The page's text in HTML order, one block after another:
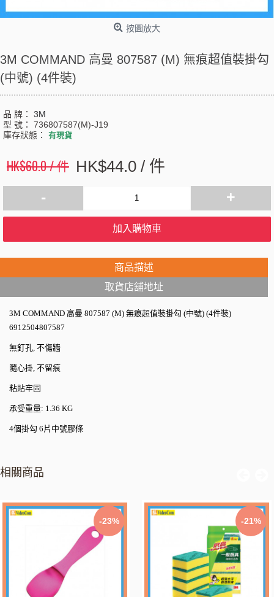
按圖放大
3M COMMAND 高曼 807587 (M) 無痕超值裝掛勾
(中號) (4件裝)
品 牌： 3M
型 號： 736807587(M)-J19
庫存狀態： 有現貨
HK$60.0 / 件 HK$44.0 / 件
- +
加入購物車
商品描述
取貨店舖地址
3M COMMAND 高曼 807587 (M) 無痕超值裝掛勾 (中號) (4件裝)
6912504807587
無釘孔, 不傷牆
隨心掛, 不留痕
粘貼牢固
承受重量: 1.36 KG
4個掛勾 6片中號膠條
相關商品
-23% -21%